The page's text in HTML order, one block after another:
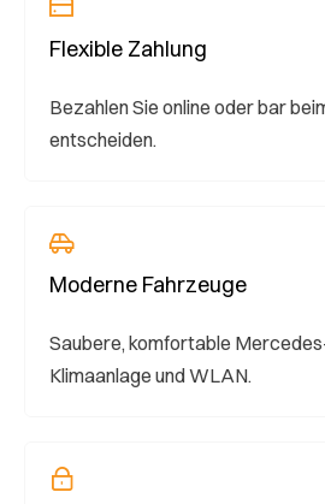
Flexible Zahlung
Bezahlen Sie online oder bar
entscheiden.
Moderne Fahrzeuge
Saubere, komfortable
Klimaanlage und WLAN.